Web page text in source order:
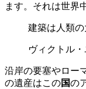
ます。それは世界
建築は人類の
ヴィクトル
沿岸の要塞やロー
の遺産はこの国の